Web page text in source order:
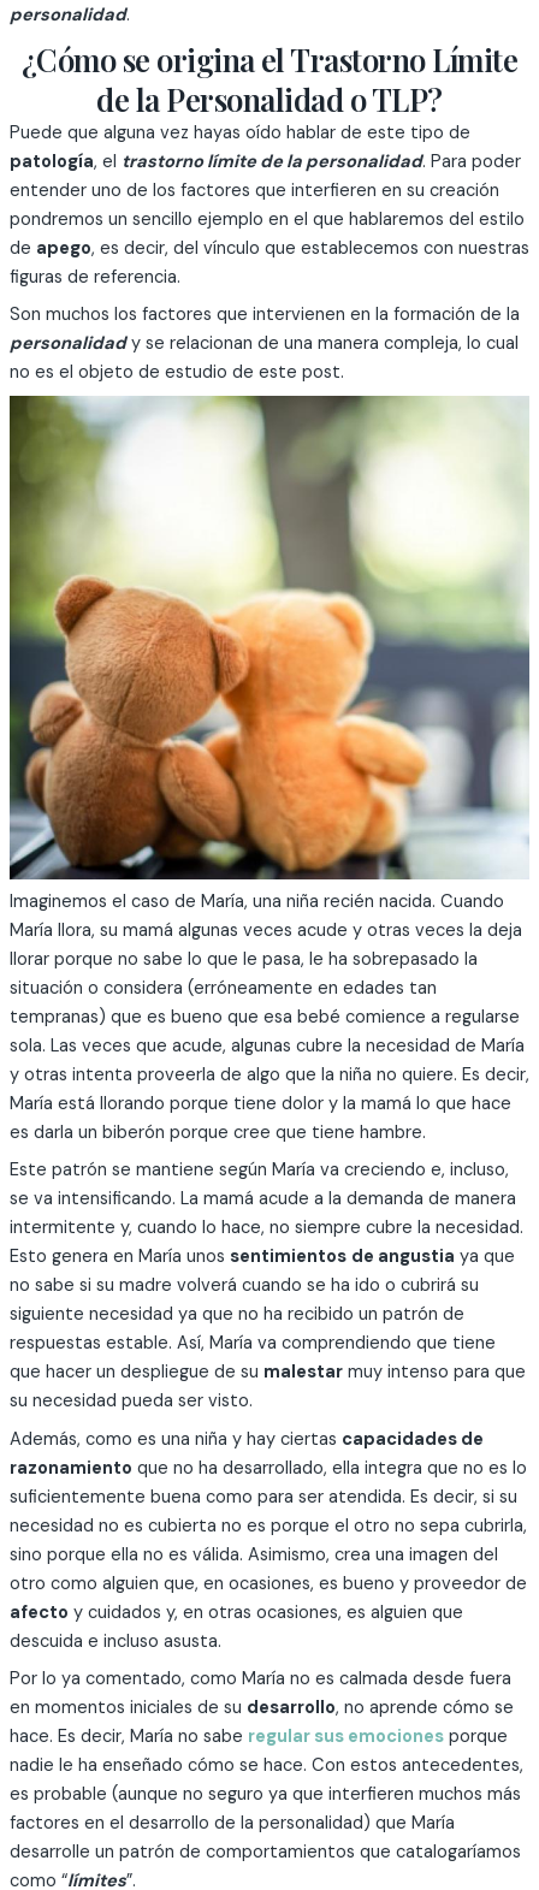
personalidad.
¿Cómo se origina el Trastorno Límite
de la Personalidad o TLP?
Puede que alguna vez hayas oído hablar de este tipo de
patología, el trastorno límite de la personalidad. Para poder
entender uno de los factores que interfieren en su creación
pondremos un sencillo ejemplo en el que hablaremos del estilo
de apego, es decir, del vínculo que establecemos con nuestras
figuras de referencia.
Son muchos los factores que intervienen en la formación de la
personalidady se relacionan de una manera compleja, lo cual
no es el objeto de estudio de este post.
Imaginemos el caso de María, una niña recién nacida. Cuando
María llora, su mamá algunas veces acude y otras veces la deja
llorar porque no sabe lo que le pasa, le ha sobrepasado la
situación o considera (erróneamente en edades tan
tempranas) que es bueno que esa bebé comience a regularse
sola. Las veces que acude, algunas cubre la necesidad de María
y otras intenta proveerla de algo que la niña no quiere. Es decir,
María está llorando porque tiene dolor y la mamá lo que hace
es darla un biberón porque cree que tiene hambre.
Este patrón se mantiene según María va creciendo e, incluso,
se va intensificando. La mamá acude a la demanda de manera
intermitente y, cuando lo hace, no siempre cubre la necesidad.
Esto genera en María unos sentimientos de angustia ya que
no sabe si su madre volverá cuando se ha ido o cubrirá su
siguiente necesidad ya que no ha recibido un patrón de
respuestas estable. Así, María va comprendiendo que tiene
que hacer un despliegue de su malestarmuy intenso para que
su necesidad pueda ser visto.
Además, como es una niña y hay ciertas capacidades de
razonamiento que no ha desarrollado, ella integra que no es lo
suficientemente buena como para ser atendida. Es decir, si su
necesidad no es cubierta no es porque el otro no sepa cubrirla,
sino porque ella no es válida. Asimismo, crea una imagen del
otro como alguien que, en ocasiones, es bueno y proveedor de
afecto y cuidados y, en otras ocasiones, es alguien que
descuida e incluso asusta.
Por lo ya comentado, como María no es calmada desde fuera
en momentos iniciales de su desarrollo, no aprende cómo se
hace. Es decir, María no sabe regular sus emocionesporque
nadie le ha enseñado cómo se hace. Con estos antecedentes,
es probable (aunque no seguro ya que interfieren muchos más
factores en el desarrollo de la personalidad) que María
desarrolle un patrón de comportamientos que catalogaríamos
como “límites”.